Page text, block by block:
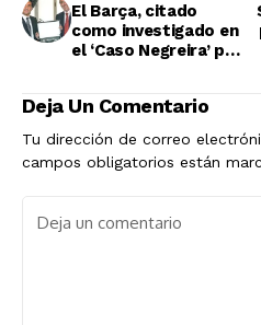
El Barça, citado
como investigado en
el ‘Caso Negreira’ por
Deja Un Comentario
Tu dirección de correo
campos obligatorios están